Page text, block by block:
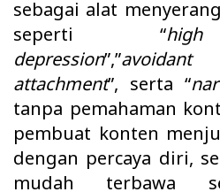
sebagai alat
seperti “
depression”,”avoidant
attachment”, serta “
tanpa pemahaman
pembuat konten
dengan percaya diri,
mudah terbawa